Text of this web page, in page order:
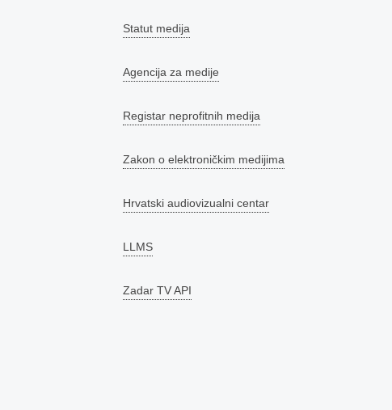
Statut medija
Agencija za medije
Registar neprofitnih medija
Zakon o elektroničkim medijima
Hrvatski audiovizualni centar
LLMS
Zadar TV API